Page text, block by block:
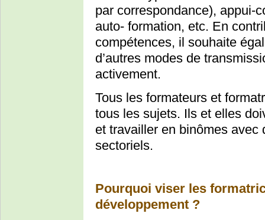
par correspondance), appui-
auto- formation, etc. En
compétences, il souhaite
d’autres modes de
activement.
Tous les formateurs et
tous les sujets. Ils et elles
et travailler en binômes
sectoriels.
Pourquoi viser les
développement ?